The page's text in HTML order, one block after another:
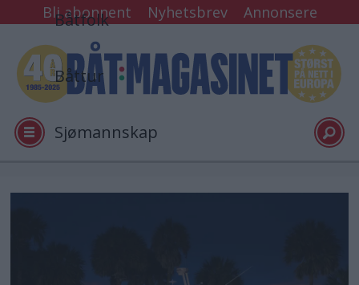
Bli abonnent Nyhetsbrev Annonsere
Båtfolk
Båttur
Sjømannskap
Tester